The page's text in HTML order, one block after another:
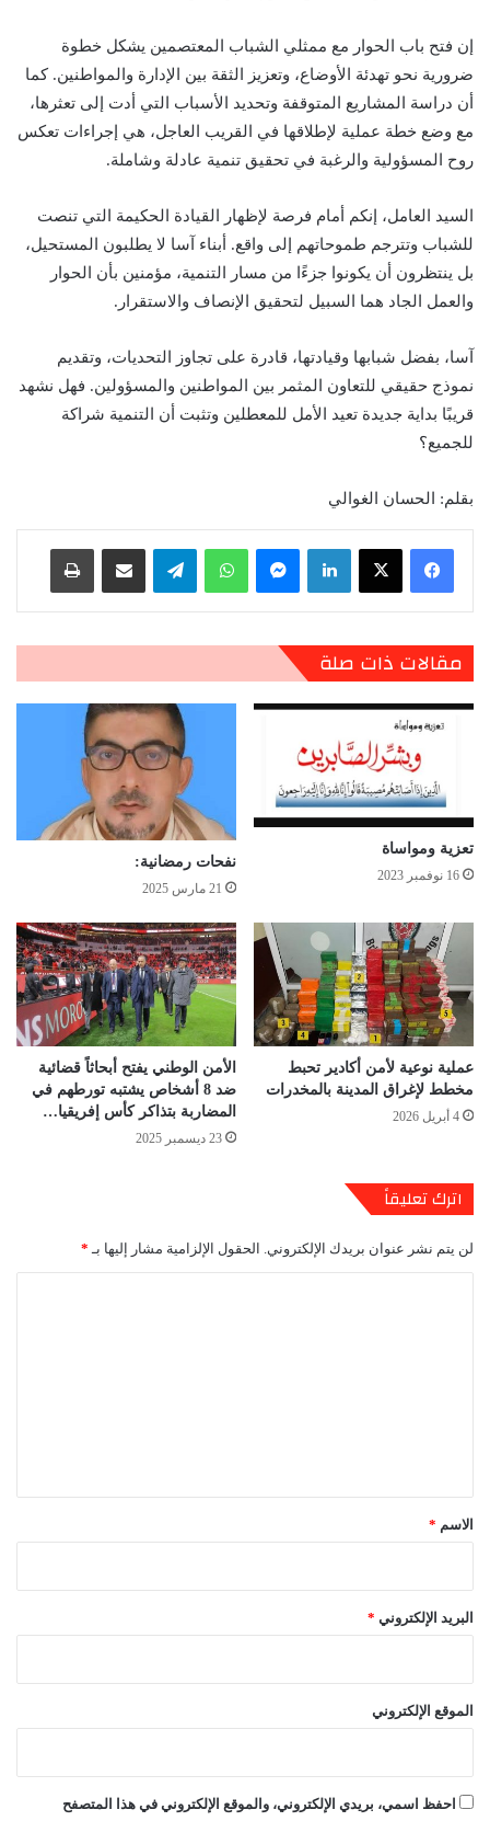
إن فتح باب الحوار مع ممثلي الشباب المعتصمين يشكل خطوة
ضرورية نحو تهدئة الأوضاع، وتعزيز الثقة بين الإدارة والمواطنين. كما
أن دراسة المشاريع المتوقفة وتحديد الأسباب التي أدت إلى تعثرها،
مع وضع خطة عملية لإطلاقها في القريب العاجل، هي إجراءات تعكس
روح المسؤولية والرغبة في تحقيق تنمية عادلة وشاملة.
السيد العامل، إنكم أمام فرصة لإظهار القيادة الحكيمة التي تنصت
للشباب وتترجم طموحاتهم إلى واقع. أبناء آسا لا يطلبون المستحيل،
بل ينتظرون أن يكونوا جزءًا من مسار التنمية، مؤمنين بأن الحوار
والعمل الجاد هما السبيل لتحقيق الإنصاف والاستقرار.
آسا، بفضل شبابها وقيادتها، قادرة على تجاوز التحديات، وتقديم
نموذج حقيقي للتعاون المثمر بين المواطنين والمسؤولين. فهل نشهد
قريبًا بداية جديدة تعيد الأمل للمعطلين وتثبت أن التنمية شراكة
للجميع؟
بقلم: الحسان الغوالي
لينكدإن ماسنجر واتساب تيلقرام مشاركة عبر البريد طباعة
مقالات ذات صلة
تعزية ومواساة
16 نوفمبر 2023
نفحات رمضانية:
21 مارس 2025
عملية نوعية لأمن أكادير تحبط
مخطط لإغراق المدينة بالمخدرات
4 أبريل 2026
الأمن الوطني يفتح أبحاثاً قضائية
ضد 8 أشخاص يشتبه تورطهم في
المضاربة بتذاكر كأس إفريقيا…
23 ديسمبر 2025
اترك تعليقاً
لن يتم نشر عنوان بريدك الإلكتروني. الحقول الإلزامية مشار إليها بـ *
*الاسم *
البريد الإلكتروني *
الموقع الإلكتروني
احفظ اسمي، بريدي الإلكتروني، والموقع الإلكتروني في هذا المتصفح